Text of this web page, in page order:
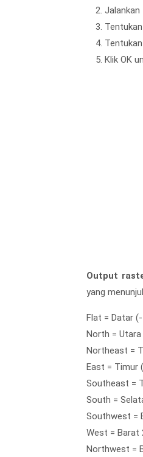
Klik OK
Output
yang
Flat = Datar
North = Utara
Northeast =
East = Timur
Southeast =
South =
Southwest =
West = Barat
Northwest =